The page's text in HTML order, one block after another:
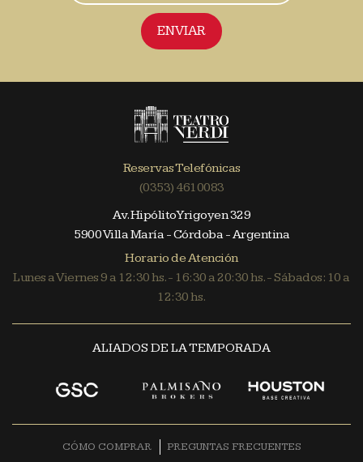
ENVIAR
Reservas Telefónicas
(0353) 4610083
Av. Hipólito Yrigoyen 329
5900 Villa María - Córdoba - Argentina
Horario de Atención
Lunes a Viernes 9 a 12:30 hs. - 16:30 a 20:30 hs. - Sábados: 10 a
12:30 hs.
ALIADOS DE LA TEMPORADA
CÓMO COMPRAR PREGUNTAS FRECUENTES